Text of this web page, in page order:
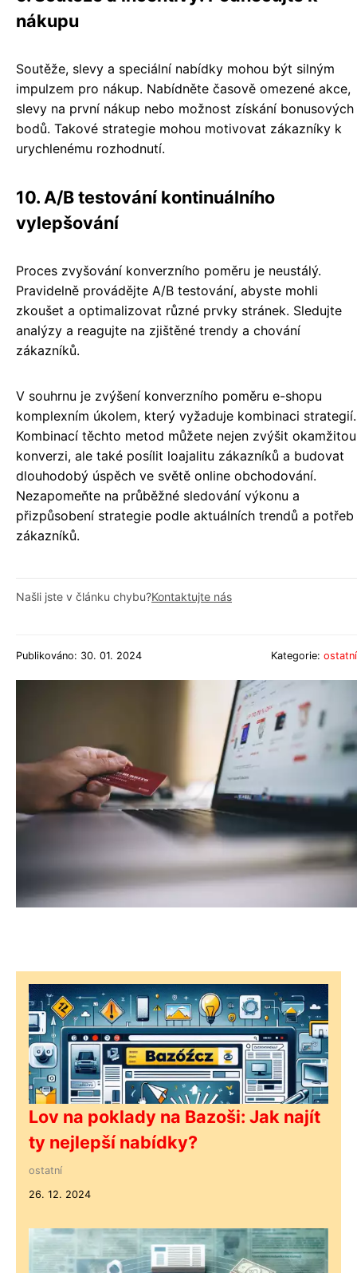
nákupu
Soutěže, slevy a speciální nabídky mohou být silným
impulzem pro nákup. Nabídněte časově omezené akce,
slevy na první nákup nebo možnost získání bonusových
bodů. Takové strategie mohou motivovat zákazníky k
urychlenému rozhodnutí.
10. A/B testování kontinuálního
vylepšování
Proces zvyšování konverzního poměru je neustálý.
Pravidelně provádějte A/B testování, abyste mohli
zkoušet a optimalizovat různé prvky stránek. Sledujte
analýzy a reagujte na zjištěné trendy a chování
zákazníků.
V souhrnu je zvýšení konverzního poměru e-shopu
komplexním úkolem, který vyžaduje kombinaci strategií.
Kombinací těchto metod můžete nejen zvýšit okamžitou
konverzi, ale také posílit loajalitu zákazníků a budovat
dlouhodobý úspěch ve světě online obchodování.
Nezapomeňte na průběžné sledování výkonu a
přizpůsobení strategie podle aktuálních trendů a potřeb
zákazníků.
Našli jste v článku chybu?Kontaktujte nás
Publikováno: 30. 01. 2024 Kategorie: ostatní
Lov na poklady na Bazoši: Jak najít
ty nejlepší nabídky?
ostatní
26. 12. 2024